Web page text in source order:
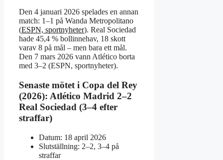
Den 4 januari 2026 spelades en annan
match: 1–1 på Wanda Metropolitano
(ESPN, sportnyheter). Real Sociedad
hade 45,4 % bollinnehav, 18 skott
varav 8 på mål – men bara ett mål.
Den 7 mars 2026 vann Atlético borta
med 3–2 (ESPN, sportnyheter).
Senaste mötet i Copa del Rey
(2026): Atlético Madrid 2–2
Real Sociedad (3–4 efter
straffar)
Datum: 18 april 2026
Slutställning: 2–2, 3–4 på
straffar